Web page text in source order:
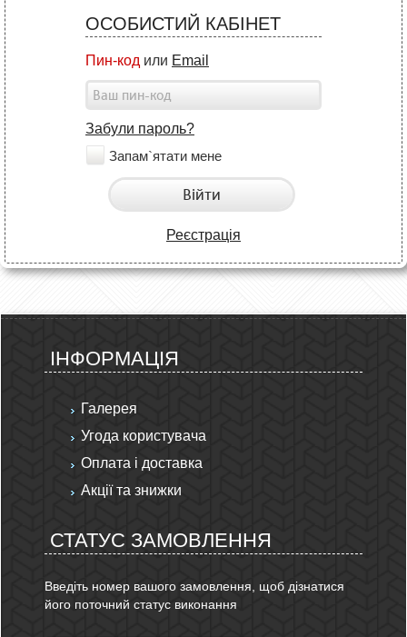
ОСОБИСТИЙ КАБІНЕТ
Пин-код или Email
Забули пароль?
Запам`ятати мене
Війти
Реєстрація
ІНФОРМАЦІЯ
Галерея
Угода користувача
Оплата і доставка
Акції та знижки
СТАТУС ЗАМОВЛЕННЯ
Введіть номер вашого замовлення, щоб дізнатися
його поточний статус виконання